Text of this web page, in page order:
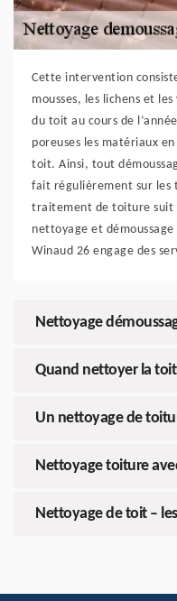
Cette intervention
mousses, les lichens et
du toit au cours de
poreuses les matériaux
toit. Ainsi, tout
fait régulièrement sur les
traitement de toiture suit
nettoyage et
Winaud 26 engage des
Nettoyage
Quand nettoyer la
Un nettoyage de
Nettoyage toiture
Nettoyage de toit –